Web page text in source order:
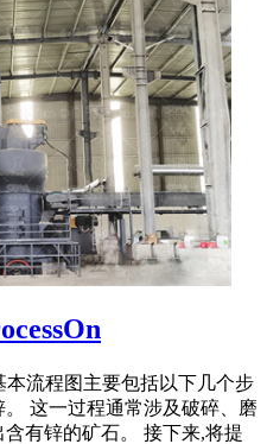
本流程图主要包括以下几个步
这一过程通常涉及破碎、磨
有锌的矿石。 接下来,将提